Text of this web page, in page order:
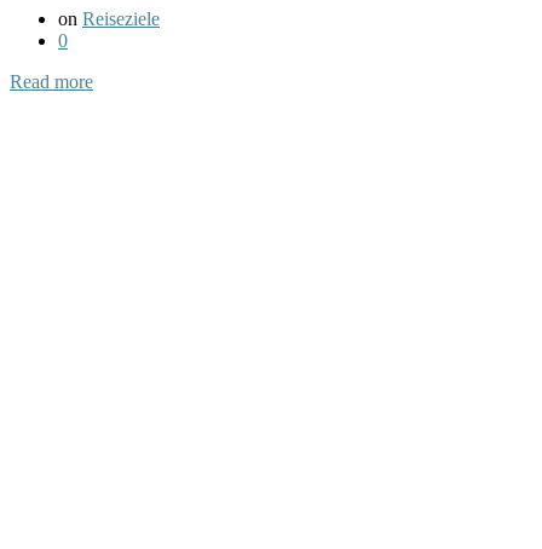
on Reiseziele
0
Read more